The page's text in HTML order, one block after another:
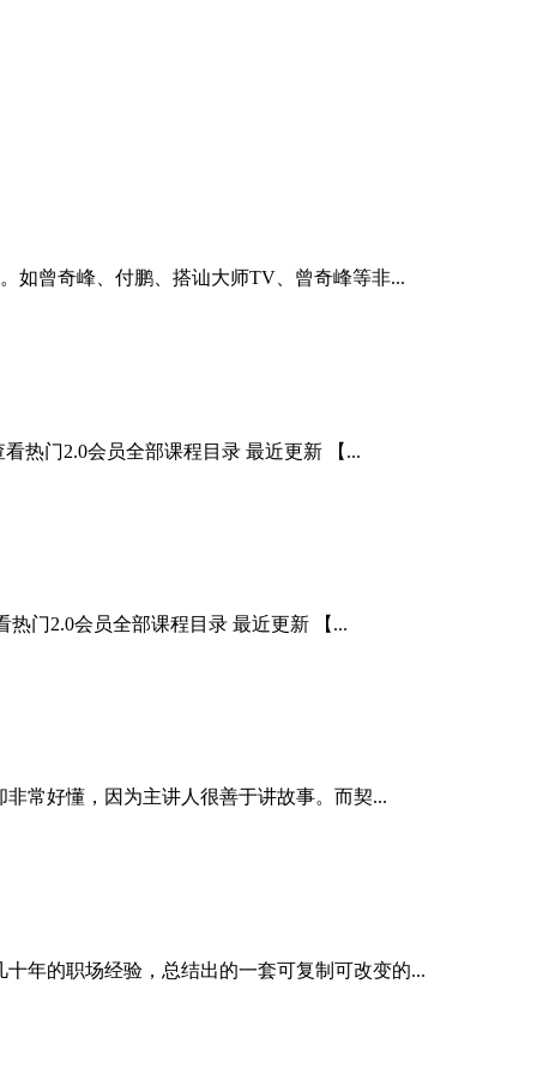
如曾奇峰、付鹏、搭讪大师TV、曾奇峰等非...
热门2.0会员全部课程目录 最近更新 【...
门2.0会员全部课程目录 最近更新 【...
常好懂，因为主讲人很善于讲故事。而契...
年的职场经验，总结出的一套可复制可改变的...